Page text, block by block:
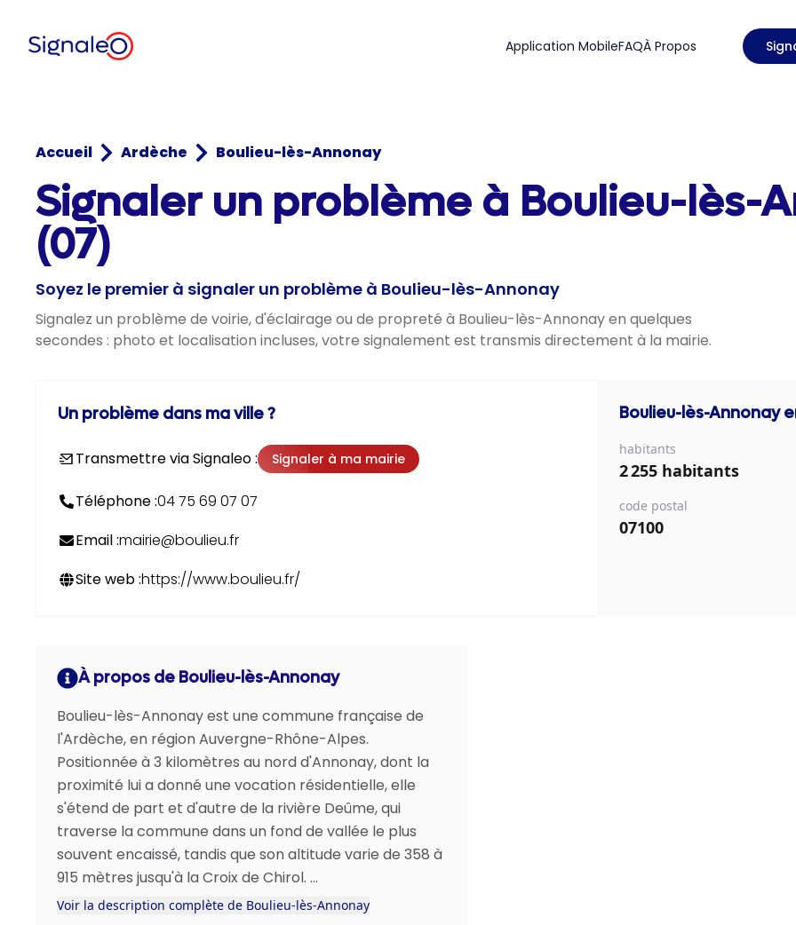
Application MobileFAQÀ Propos
Accueil Ardèche Boulieu-lès-Annonay
Signaler un problème à Boulieu-lès-
(07)
Soyez le premier à signaler un problème à Boulieu-lès-Annonay
Signalez un problème de voirie, d'éclairage ou de propreté à Boulieu-lès-Annonay en quelques
secondes : photo et localisation incluses, votre signalement est transmis directement à la mairie.
Un problème dans ma ville ?
Transmettre via Signaleo : Signaler à ma mairie
Téléphone :04 75 69 07 07
Email :mairie@boulieu.fr
Site web :https://www.boulieu.fr/
Boulieu-lès-Annonay
habitants
2 255 habitants
code postal
07100
À propos de Boulieu-lès-Annonay
Boulieu-lès-Annonay est une commune française de
l'Ardèche, en région Auvergne-Rhône-Alpes.
Positionnée à 3 kilomètres au nord d'Annonay, dont la
proximité lui a donné une vocation résidentielle, elle
s'étend de part et d'autre de la rivière Deûme, qui
traverse la commune dans un fond de vallée le plus
souvent encaissé, tandis que son altitude varie de 358 à
915 mètres jusqu'à la Croix de Chirol. ...
Voir la description complète de Boulieu-lès-Annonay